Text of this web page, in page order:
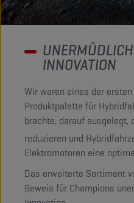
INNOVATION
Wir waren eines der
Produktpalette für
brachte, darauf ausgelegt,
reduzieren und
Elektromotoren eine
Das erweiterte Sortiment
Beweis für Champions